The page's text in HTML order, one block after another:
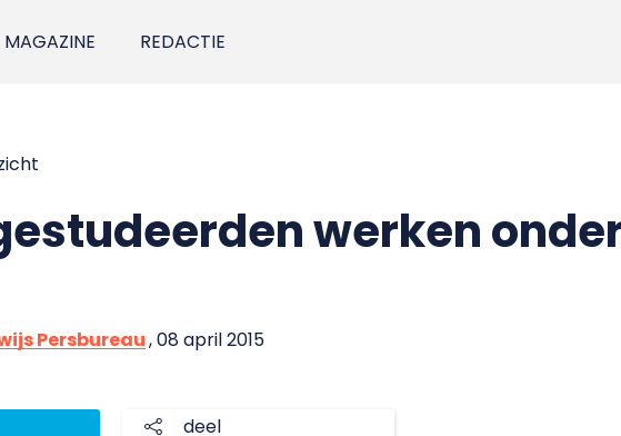
MAGAZINE REDACTIE
werken
Persbureau, 08 april 2015
deel